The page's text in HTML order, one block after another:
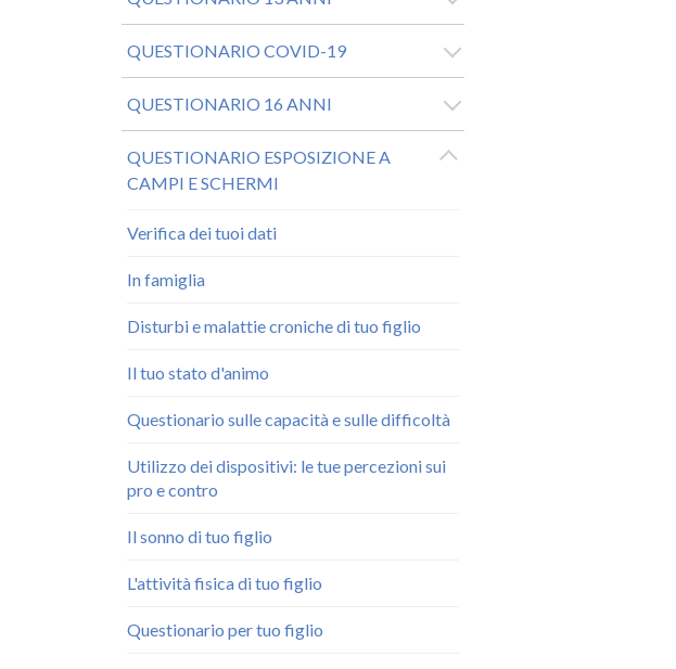
QUESTIONARIO COVID-19
QUESTIONARIO 16 ANNI
QUESTIONARIO ESPOSIZIONE A
CAMPI E SCHERMI
Verifica dei tuoi dati
In famiglia
Disturbi e malattie croniche di tuo figlio
Il tuo stato d'animo
Questionario sulle capacità e sulle difficoltà
Utilizzo dei dispositivi: le tue percezioni sui
pro e contro
Il sonno di tuo figlio
L'attività fisica di tuo figlio
Questionario per tuo figlio